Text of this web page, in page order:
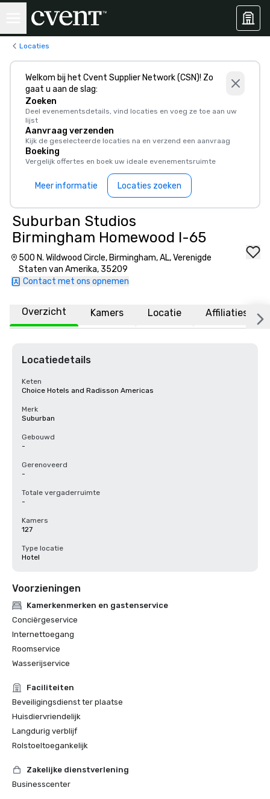
Locaties
Welkom bij het Cvent Supplier Network (CSN)! Zo
gaat u aan de slag:
Zoeken
Deel evenementsdetails, vind locaties en voeg ze toe aan uw
lijst
Aanvraag verzenden
Kijk de geselecteerde locaties na en verzend een aanvraag
Boeking
Vergelijk offertes en boek uw ideale evenementsruimte
Meer informatie Locaties zoeken
Suburban Studios
Birmingham Homewood I-65
500 N. Wildwood Circle, Birmingham, AL, Verenigde
Staten van Amerika, 35209
Contact met ons opnemen
Overzicht Kamers Locatie Affiliaties
Locatiedetails
Keten
Choice Hotels and Radisson Americas
Merk
Suburban
Gebouwd
-
Gerenoveerd
-
Totale vergaderruimte
-
Kamers
127
Type locatie
Hotel
Voorzieningen
Kamerkenmerken en gastenservice
Conciërgeservice
Internettoegang
Roomservice
Wasserijservice
Faciliteiten
Beveiligingsdienst ter plaatse
Huisdiervriendelijk
Langdurig verblijf
Rolstoeltoegankelijk
Zakelijke dienstverlening
Businesscenter